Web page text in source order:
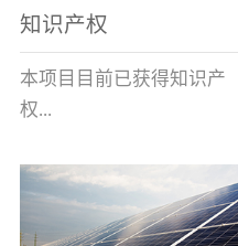
知识产权
本项目目前已获得知识产
权...
8项，其中发明专利2项，
实用新型专利6项。目前低